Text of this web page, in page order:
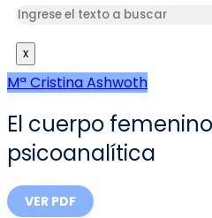
x
Mª Cristina Ashwoth
El cuerpo
psicoanalítica
VER PDF